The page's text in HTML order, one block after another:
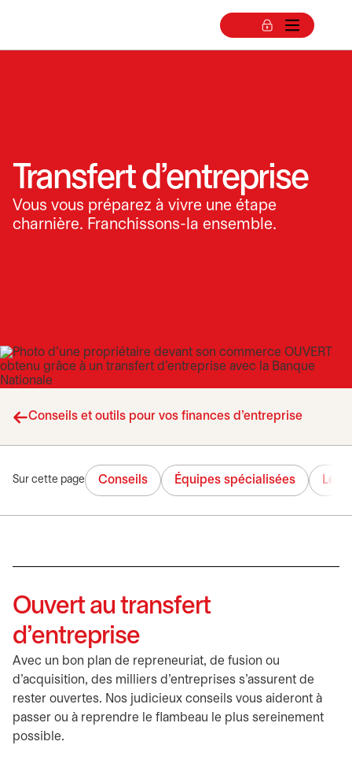
Transfert d’entreprise
Vous vous préparez à vivre une étape
charnière. Franchissons-la ensemble.
Conseils et outils pour vos finances d’entreprise
Sur cette page Conseils Équipes spécialisées
Ouvert au transfert
d’entreprise
Avec un bon plan de repreneuriat, de fusion ou
d’acquisition, des milliers d’entreprises s’assurent de
rester ouvertes. Nos judicieux conseils vous aideront à
passer ou à reprendre le flambeau le plus sereinement
possible.